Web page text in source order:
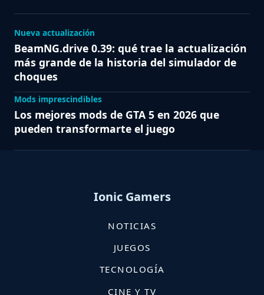
Nueva actualización
BeamNG.drive 0.39: qué trae la actualización
más grande de la historia del simulador de
choques
Mods imprescindibles
Los mejores mods de GTA 5 en 2026 que
pueden transformarte el juego
Ionic Gamers
NOTICIAS
JUEGOS
TECNOLOGÍA
CINE Y TV